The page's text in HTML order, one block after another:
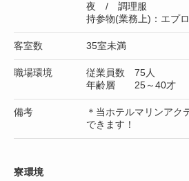
夜 / 調理服
持参物(業務上)：エプ
客室数 35室未満
職場環境
従業員数 75人
年齢層 25～40才
備考
＊当ホテルマリンアク
できます！
寮環境